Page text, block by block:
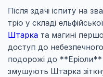
Після здачі іспиту на
тріо у складі
Штарка та магині
доступ до
подорожі до **Еріоли**
змушують Штарка